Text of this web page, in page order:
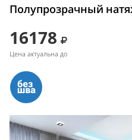
Полупрозрачный
16178
Цена актуальна до